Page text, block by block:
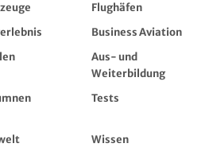
Flughäfen
Business Aviation
Aus- und
Weiterbildung
Tests
Wissen